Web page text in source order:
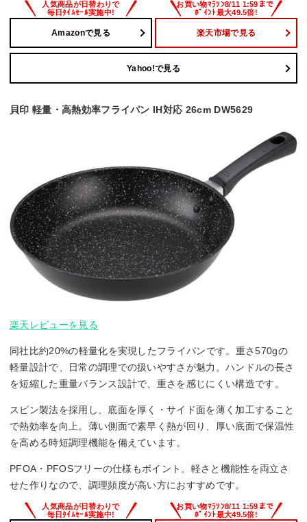
Amazonで見る 楽天市場で見る
Yahoo!で見る
貝印 軽量・高熱効率フライパン IH対応 26cm DW5629
楽天レビューを見る
同社比約20%の軽量化を実現したフライパンです。重さ570gの
軽量設計で、日常の調理での扱いやすさが魅力。ハンドルの長さ
を短縮した重量バランス設計で、重さを感じにくい構造です。
スピン製法を採用し、底面を厚く・サイド面を薄く加工すること
で熱効率を向上。薄い側面で素早く熱が回り、厚い底面で保温性
を高める時短調理機能を備えています。
PFOA・PFOSフリーの仕様もポイント。軽さと機能性を両立さ
せた作りなので、調理頻度が高い方におすすめです。